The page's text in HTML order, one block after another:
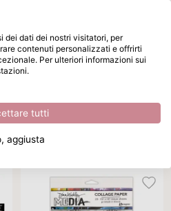
da magazzino
tecniche miste
per tecniche miste
miste
Progetto DIY Colore
dei dati dei nostri visitatori, per
contenuti personalizzati e offrirti
Per ulteriori informazioni sui
tutti
aggiusta